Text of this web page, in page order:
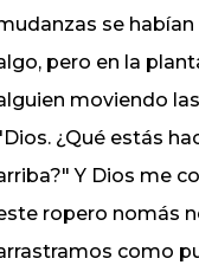
se
pero en la
moviendo
¿Qué estás
Y Dios me
ropero nomás
como